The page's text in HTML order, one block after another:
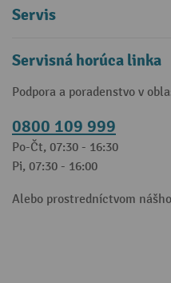
Servis
Servisná horúca linka
Podpora a poradenstvo v
0800 109 999
Po-Čt, 07:30 - 16:30
Pi, 07:30 - 16:00
Alebo prostredníctvom nášho